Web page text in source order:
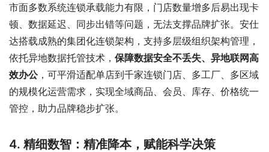
市面多数系统连锁承载能力有限，门店数量增多后易出现卡
顿、数据延迟、同步出错等问题，无法支撑品牌扩张。安仕
达搭载成熟的集团化连锁架构，支持多层级组织架构管理，
依托异地数据托管技术， 保障数据安全不丢失、异地联网高
效办公，可平滑适配单店到千家连锁门店、多工厂、多区域
的规模化运营需求，实现全域商品、会员、库存、价格统一
管控，助力品牌稳步扩张。
4. 精细数智：精准降本，赋能科学决策